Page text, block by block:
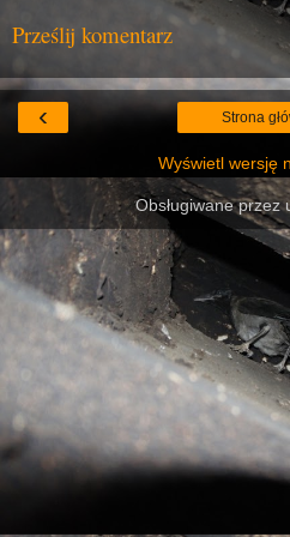
Prześlij komentarz
‹ Strona
Wyświetl wersję
Obsługiwane przez